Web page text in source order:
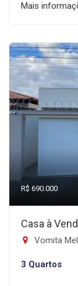
Mais
R$ 690.000
Casa à
Vomita
3 Quartos